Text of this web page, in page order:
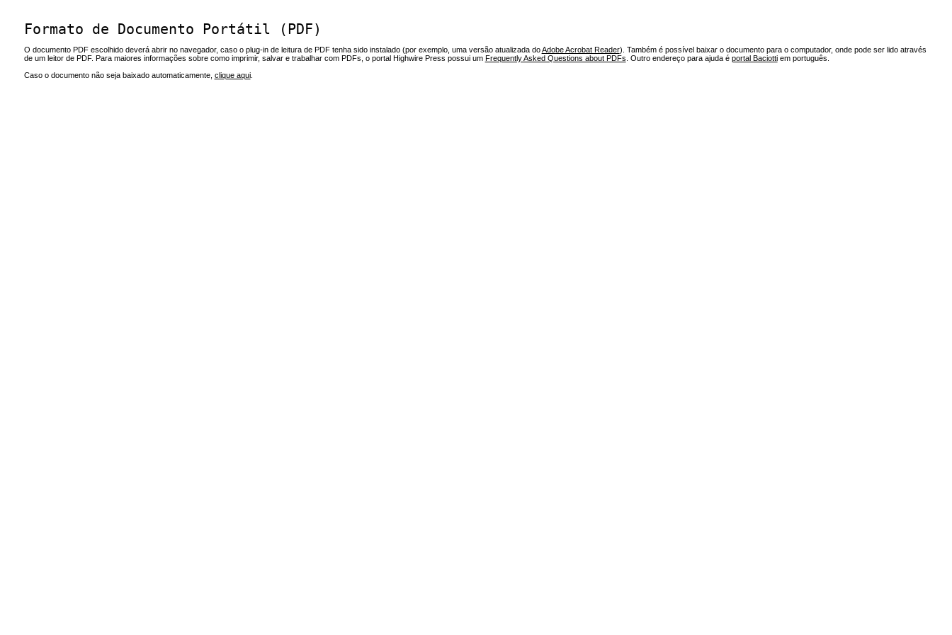
Formato de Documento Portátil (PDF)
O documento PDF escolhido deverá abrir no navegador, caso o plug-in de leitura de PDF tenha sido instalado (por exemplo, uma versão atualizada doAdobe Acrobat Reader). Também é possível baixar o documento para o computador, onde pode ser lido através
de um leitor de PDF. Para maiores informações sobre como imprimir, salvar e trabalhar com PDFs, o portal Highwire Press possui um Frequently Asked Questions about PDFs . Outro endereço para ajuda é portal Baciottiem português.
Caso o documento não seja baixado automaticamente, clique aqui.